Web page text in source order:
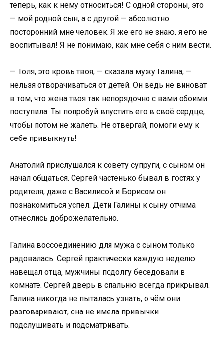
теперь, как к нему относиться! С одной стороны, это
— мой родной сын, а с другой — абсолютно
посторонний мне человек. Я же его не знаю, я его не
воспитывал! Я не понимаю, как мне себя с ним вести.
— Толя, это кровь твоя, — сказала мужу Галина, —
нельзя отворачиваться от детей. Он ведь не виноват
в том, что жена твоя так непорядочно с вами обоими
поступила. Ты попробуй впустить его в своё сердце,
чтобы потом не жалеть. Не отвергай, помоги ему к
себе привыкнуть!
Анатолий прислушался к совету супруги, с сыном он
начал общаться. Сергей частенько бывал в гостях у
родителя, даже с Василисой и Борисом он
познакомиться успел. Дети Галины к сыну отчима
отнеслись доброжелательно.
Галина воссоединению для мужа с сыном только
радовалась. Сергей практически каждую неделю
навещал отца, мужчины подолгу беседовали в
комнате. Сергей дверь в спальню всегда прикрывал.
Галина никогда не пыталась узнать, о чём они
разговаривают, она не имела привычки
подслушивать и подсматривать.